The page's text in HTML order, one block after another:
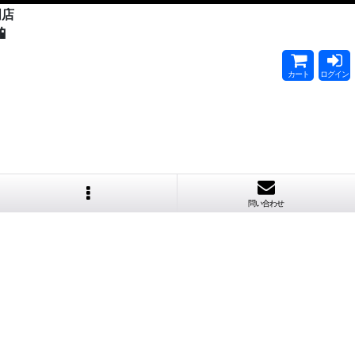
カート ログイン
問い合わせ